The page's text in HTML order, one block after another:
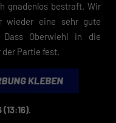
gnadenlos bestraft. Wir
wieder eine sehr gute
Dass Oberwiehl in die
Partie fest.
Funktionen und sind für die
anzeigen